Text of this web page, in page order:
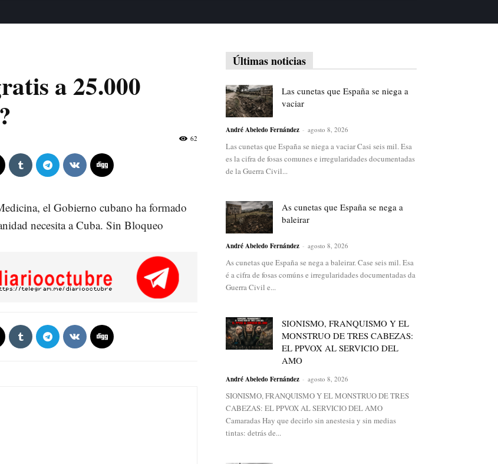
a 25.000
62
el Gobierno cubano ha formado
necesita a Cuba. Sin Bloqueo
Últimas noticias
Las cunetas que España se niega a
vaciar
André Abeledo Fernández - agosto 8, 2026
Las cunetas que España se niega a vaciar Casi seis mil. Esa
es la cifra de fosas comunes e irregularidades documentadas
de la Guerra Civil...
As cunetas que España se nega a
baleirar
André Abeledo Fernández - agosto 8, 2026
As cunetas que España se nega a baleirar. Case seis mil. Esa
é a cifra de fosas comúns e irregularidades documentadas da
Guerra Civil e...
SIONISMO, FRANQUISMO Y EL
MONSTRUO DE TRES CABEZAS:
EL PPVOX AL SERVICIO DEL
AMO
André Abeledo Fernández - agosto 8, 2026
SIONISMO, FRANQUISMO Y EL MONSTRUO DE TRES
CABEZAS: EL PPVOX AL SERVICIO DEL AMO
Camaradas Hay que decirlo sin anestesia y sin medias
tintas: detrás de...